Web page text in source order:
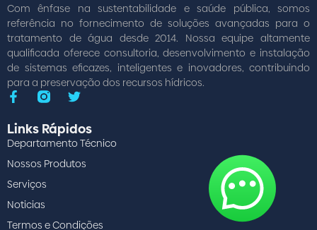
Com ênfase na sustentabilidade e saúde pública, somos
referência no fornecimento de soluções avançadas para o
tratamento de água desde 2014. Nossa equipe altamente
qualificada oferece consultoria, desenvolvimento e instalação
de sistemas eficazes, inteligentes e inovadores, contribuindo
para a preservação dos recursos hídricos.
Links Rápidos
Departamento Técnico
Nossos Produtos
Serviços
Noticias
Termos e Condições